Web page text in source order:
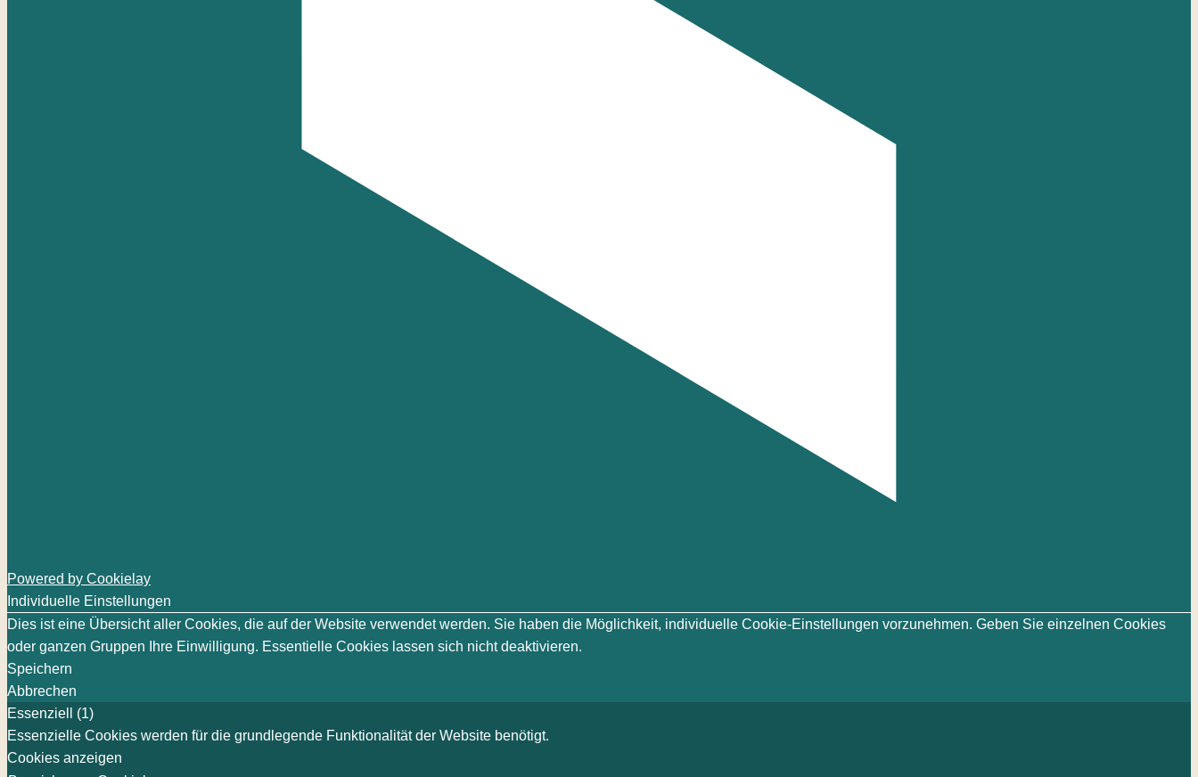
Powered by Cookielay
Individuelle Einstellungen
Dies ist eine Übersicht aller Cookies, die auf der Website verwendet werden. Sie haben die Möglichkeit, individuelle Cookie-Einstellungen vorzunehmen. Geben Sie einzelnen Cookies
oder ganzen Gruppen Ihre Einwilligung. Essentielle Cookies lassen sich nicht deaktivieren.
Speichern
Abbrechen
Essenziell (1)
Essenzielle Cookies werden für die grundlegende Funktionalität der Website benötigt.
Cookies anzeigen